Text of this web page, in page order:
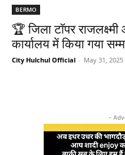
BERMO
🏆 जिला टॉपर
कार्यालय में किया गया
City Hulchul Official - May 31, 2025
-